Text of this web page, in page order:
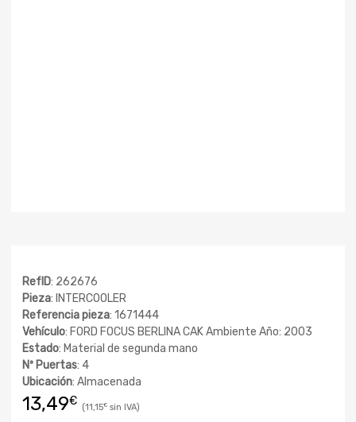
RefID: 262676
Pieza: INTERCOOLER
Referencia pieza: 1671444
Vehículo: FORD FOCUS BERLINA CAK Ambiente Año: 2003
Estado: Material de segunda mano
Nº Puertas: 4
Ubicación: Almacenada
13,49€ 11,15€